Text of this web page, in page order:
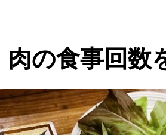
肉の食事回数